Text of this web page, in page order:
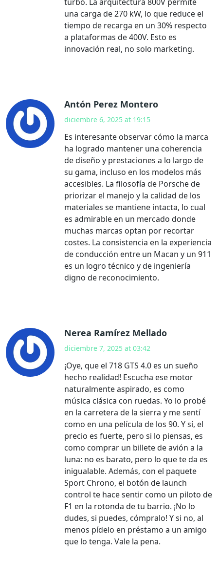
una carga de 270 kW, lo que reduce el
tiempo de recarga en un 30% respecto
a plataformas de 400V. Esto es
innovación real, no solo marketing.
Antón Perez Montero
diciembre 6, 2025 at 19:15
Es interesante observar cómo la marca
ha logrado mantener una coherencia
de diseño y prestaciones a lo largo de
su gama, incluso en los modelos más
accesibles. La filosofía de Porsche de
priorizar el manejo y la calidad de los
materiales se mantiene intacta, lo cual
es admirable en un mercado donde
muchas marcas optan por recortar
costes. La consistencia en la experiencia
de conducción entre un Macan y un 911
es un logro técnico y de ingeniería
digno de reconocimiento.
Nerea Ramírez Mellado
diciembre 7, 2025 at 03:42
¡Oye, que el 718 GTS 4.0 es un sueño
hecho realidad! Escucha ese motor
naturalmente aspirado, es como
música clásica con ruedas. Yo lo probé
en la carretera de la sierra y me sentí
como en una película de los 90. Y sí, el
precio es fuerte, pero si lo piensas, es
como comprar un billete de avión a la
luna: no es barato, pero lo que te da es
inigualable. Además, con el paquete
Sport Chrono, el botón de launch
control te hace sentir como un piloto de
F1 en la rotonda de tu barrio. ¡No lo
dudes, si puedes, cómpralo! Y si no, al
menos pídelo en préstamo a un amigo
que lo tenga. Vale la pena.